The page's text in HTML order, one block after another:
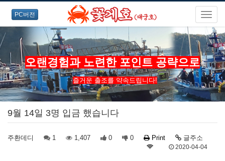
PC버전
오랜경험과 노련한 포인트 공략으로
즐거운 출조를 약속드립니다!
9월 14일 3명 입금 했습니다
주환데디 1 1,407 0 0 Print 글주소
2020-04-04